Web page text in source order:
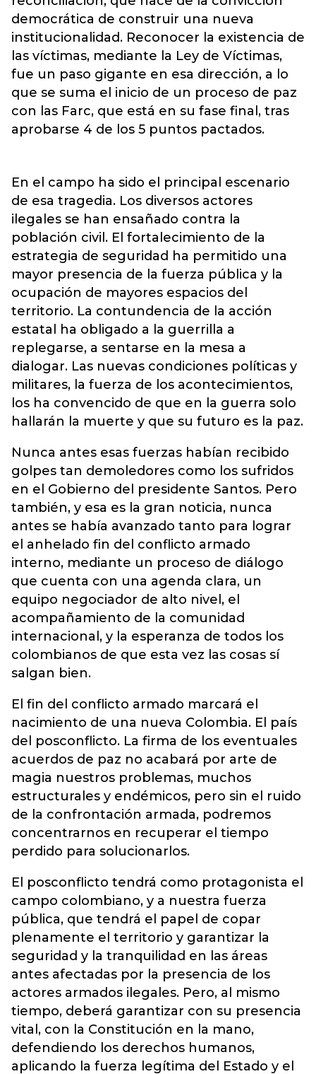
democrática de construir una nueva
institucionalidad. Reconocer la existencia de
las víctimas, mediante la Ley de Víctimas,
fue un paso gigante en esa dirección, a lo
que se suma el inicio de un proceso de paz
con las Farc, que está en su fase final, tras
aprobarse 4 de los 5 puntos pactados.
En el campo ha sido el principal escenario
de esa tragedia. Los diversos actores
ilegales se han ensañado contra la
población civil. El fortalecimiento de la
estrategia de seguridad ha permitido una
mayor presencia de la fuerza pública y la
ocupación de mayores espacios del
territorio. La contundencia de la acción
estatal ha obligado a la guerrilla a
replegarse, a sentarse en la mesa a
dialogar. Las nuevas condiciones políticas y
militares, la fuerza de los acontecimientos,
los ha convencido de que en la guerra solo
hallarán la muerte y que su futuro es la paz.
Nunca antes esas fuerzas habían recibido
golpes tan demoledores como los sufridos
en el Gobierno del presidente Santos. Pero
también, y esa es la gran noticia, nunca
antes se había avanzado tanto para lograr
el anhelado fin del conflicto armado
interno, mediante un proceso de diálogo
que cuenta con una agenda clara, un
equipo negociador de alto nivel, el
acompañamiento de la comunidad
internacional, y la esperanza de todos los
colombianos de que esta vez las cosas sí
salgan bien.
El fin del conflicto armado marcará el
nacimiento de una nueva Colombia. El país
del posconflicto. La firma de los eventuales
acuerdos de paz no acabará por arte de
magia nuestros problemas, muchos
estructurales y endémicos, pero sin el ruido
de la confrontación armada, podremos
concentrarnos en recuperar el tiempo
perdido para solucionarlos.
El posconflicto tendrá como protagonista el
campo colombiano, y a nuestra fuerza
pública, que tendrá el papel de copar
plenamente el territorio y garantizar la
seguridad y la tranquilidad en las áreas
antes afectadas por la presencia de los
actores armados ilegales. Pero, al mismo
tiempo, deberá garantizar con su presencia
vital, con la Constitución en la mano,
defendiendo los derechos humanos,
aplicando la fuerza legítima del Estado y el